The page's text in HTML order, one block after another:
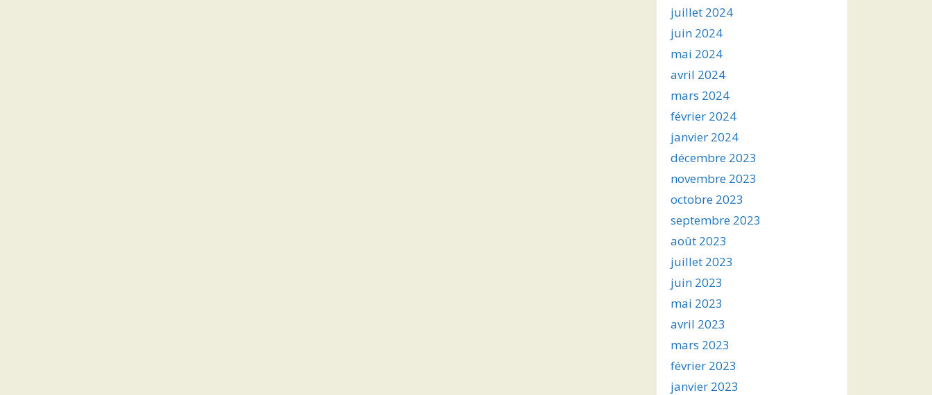
juillet 2024
juin 2024
mai 2024
avril 2024
mars 2024
février 2024
janvier 2024
décembre 2023
novembre 2023
octobre 2023
septembre 2023
août 2023
juillet 2023
juin 2023
mai 2023
avril 2023
mars 2023
février 2023
janvier 2023